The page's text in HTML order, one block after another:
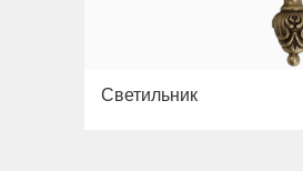
Светильник